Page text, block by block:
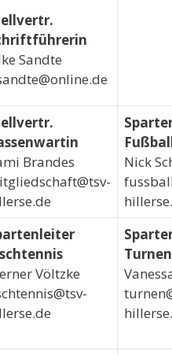
Sandte
Brandes
Nick
Völtzke
Turnen